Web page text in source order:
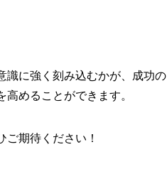
識に強く刻み込むかが、成功の
めることができます。
期待ください！